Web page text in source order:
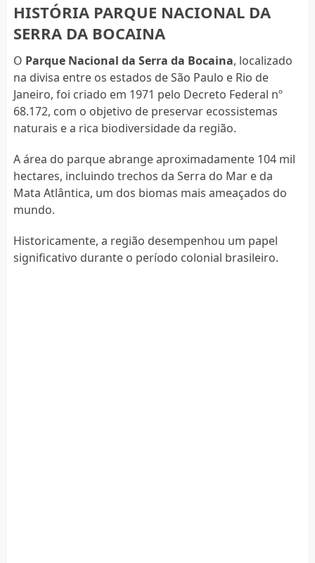
HISTÓRIA PARQUE NACIONAL DA
SERRA DA BOCAINA
O Parque Nacional da Serra da Bocaina, localizado
na divisa entre os estados de São Paulo e Rio de
Janeiro, foi criado em 1971 pelo Decreto Federal nº
68.172, com o objetivo de preservar ecossistemas
naturais e a rica biodiversidade da região.
A área do parque abrange aproximadamente 104 mil
hectares, incluindo trechos da Serra do Mar e da
Mata Atlântica, um dos biomas mais ameaçados do
mundo.
Historicamente, a região desempenhou um papel
significativo durante o período colonial brasileiro.